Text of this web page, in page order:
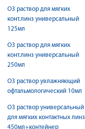
О3 раствор для мягких
конт.линз универсальный
125мл
О3 раствор для мягких
конт.линз универсальный
250мл
О3 раствор увлажняющий
офтальмологический 10мл
О3 раствор универсальный
для мягких контактных линз
450мл+контейнер